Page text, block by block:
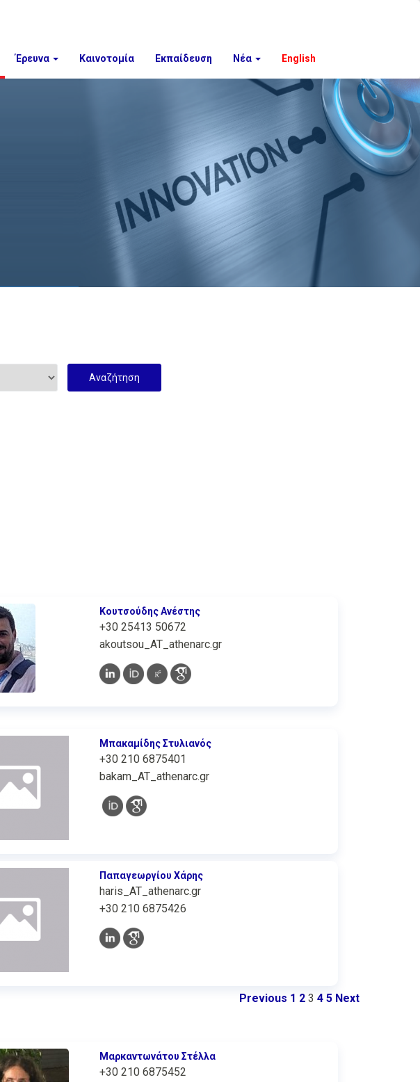
Έρευνα Καινοτομία Εκπαίδευση Νέα English
Κουτσούδης Ανέστης
+30 25413 50672
akoutsou_AT_athenarc.gr
Μπακαμίδης Στυλιανός
+30 210 6875401
bakam_AT_athenarc.gr
Παπαγεωργίου Χάρης
haris_AT_athenarc.gr
+30 210 6875426
Previous 1 2 3 4 5 Next
Μαρκαντωνάτου Στέλλα
+30 210 6875452